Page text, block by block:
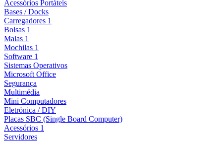
Acessórios Portáteis
Bases / Docks
Carregadores 1
Bolsas 1
Malas 1
Mochilas 1
Software 1
Sistemas Operativos
Microsoft Office
Segurança
Multimédia
Mini Computadores
Eletrónica / DIY
Placas SBC (Single Board Computer)
Acessórios 1
Servidores